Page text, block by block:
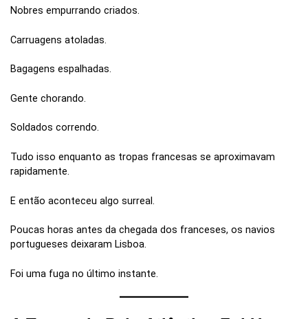
Nobres empurrando criados.
Carruagens atoladas.
Bagagens espalhadas.
Gente chorando.
Soldados correndo.
Tudo isso enquanto as tropas francesas se aproximavam
rapidamente.
E então aconteceu algo surreal.
Poucas horas antes da chegada dos franceses, os navios
portugueses deixaram Lisboa.
Foi uma fuga no último instante.